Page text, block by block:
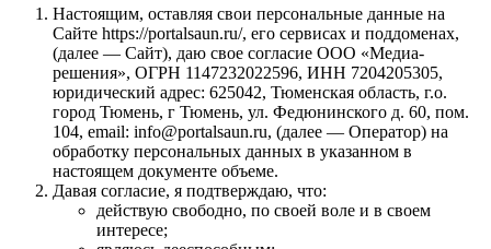
Настоящим, оставляя свои персональные данные на
Сайте https://portalsaun.ru/, его сервисах и поддоменах,
(далее — Сайт), даю свое согласие ООО «Медиа-
решения», ОГРН 1147232022596, ИНН 7204205305,
юридический адрес: 625042, Тюменская область, г.о.
город Тюмень, г Тюмень, ул. Федюнинского д. 60, пом.
104, email: info@portalsaun.ru, (далее — Оператор) на
обработку персональных данных в указанном в
настоящем документе объеме.
Давая согласие, я подтверждаю, что:
действую свободно, по своей воле и в своем
интересе;